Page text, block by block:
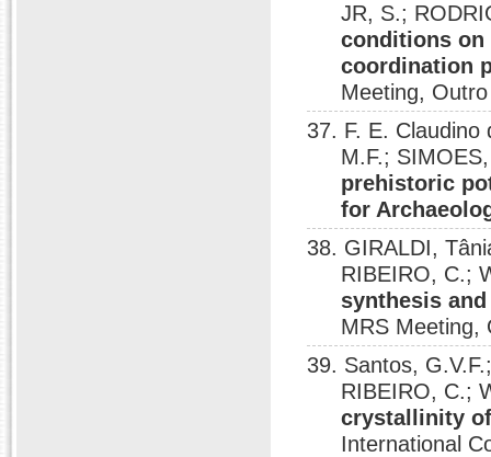
JR, S.;
conditions
coordination
Meeting,
37. F. E. Claudino
M.F.;
prehistoric
for
38. GIRALDI,
RIBEIRO, C.;
synthesis
MRS Meeting,
39. Santos,
RIBEIRO, C.;
crystallinity
International